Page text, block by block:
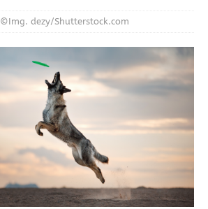
©Img. dezy/Shutterstock.com